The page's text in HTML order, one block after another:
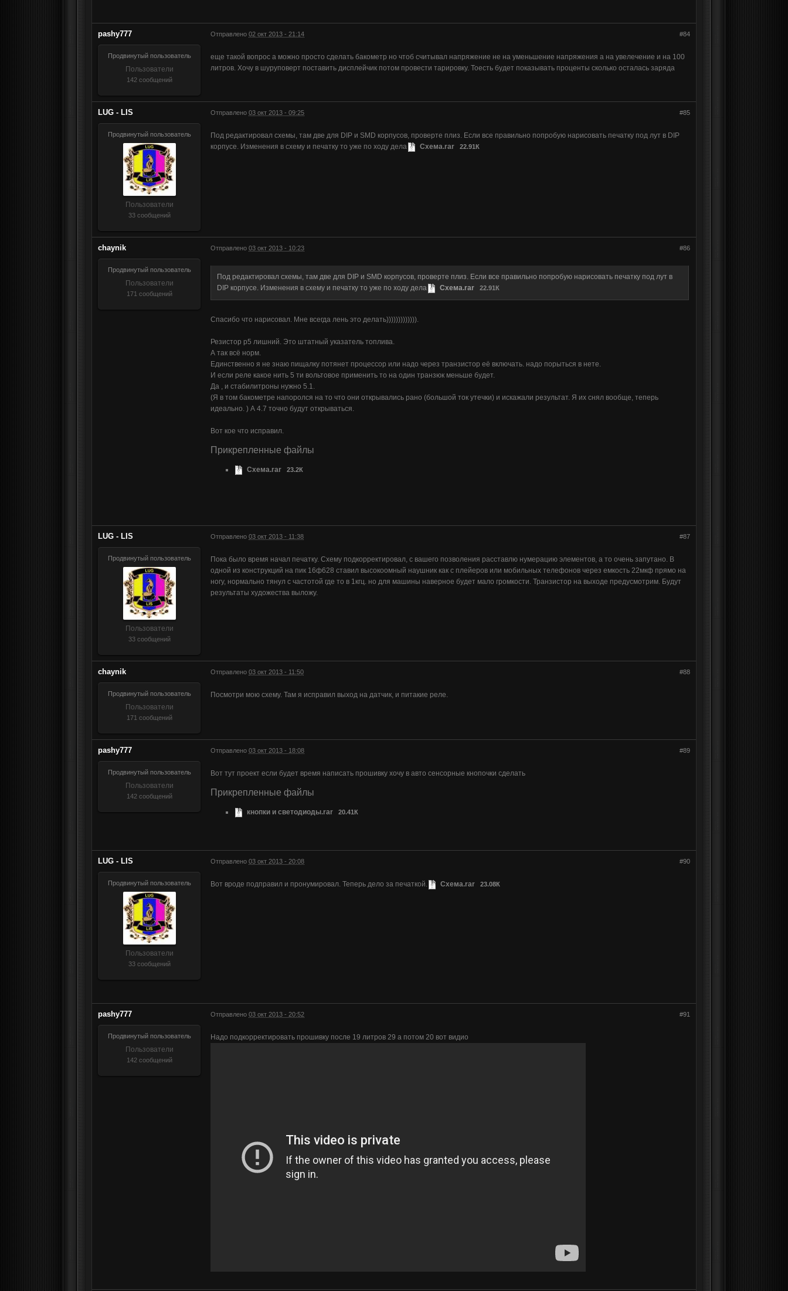
#84
pashy777 Отправлено02 окт 2013 - 21:14
Продвинутый пользователь
Пользователи
142 сообщений
еще такой вопрос а можно просто сделать бакометр но чтоб считывал напряжение не на уменьшение напряжения а на увелечение и на 100
литров. Хочу в шуруповерт поставить дисплейчик потом провести тарировку. Тоесть будет показывать проценты сколько осталась заряда
#85
LUG - LIS Отправлено03 окт 2013 - 09:25
Продвинутый пользователь
Пользователи
33 сообщений
Под редактировал схемы, там две для DIP и SMD корпусов, проверте плиз. Если все правильно попробую нарисовать печатку под лут в DIP
корпусе. Изменения в схему и печатку то уже по ходу дела
Схема.rar 22.91К
#86
chaynik Отправлено03 окт 2013 - 10:23
Продвинутый пользователь
Пользователи
171 сообщений
Под редактировал схемы, там две для DIP и SMD корпусов, проверте плиз. Если все правильно попробую нарисовать печатку под лут в
DIP корпусе. Изменения в схему и печатку то уже по ходу дела
Схема.rar 22.91К
Спасибо что нарисовал. Мне всегда лень это делать))))))))))))).
Резистор р5 лишний. Это штатный указатель топлива.
А так всё норм.
Единственно я не знаю пищалку потянет процессор или надо через транзистор её включать. надо порыться в нете.
И если реле какое нить 5 ти вольтовое применить то на один транзюк меньше будет.
Да , и стабилитроны нужно 5.1.
(Я в том бакометре напоролся на то что они открывались рано (большой ток утечки) и искажали результат. Я их снял вообще, теперь
идеально. ) А 4.7 точно будут открываться.
Вот кое что исправил.
Прикрепленные файлы
Схема.rar 23.2К
#87
LUG - LIS Отправлено03 окт 2013 - 11:38
Продвинутый пользователь
Пользователи
33 сообщений
Пока было время начал печатку. Схему подкорректировал, с вашего позволения расставлю нумерацию элементов, а то очень запутано. В
одной из конструкций на пик 16ф628 ставил высокоомный наушник как с плейеров или мобильных телефонов через емкость 22мкф прямо на
ногу, нормально тянул с частотой где то в 1кгц. но для машины наверное будет мало громкости. Транзистор на выходе предусмотрим. Будут
результаты художества выложу.
#88
chaynik Отправлено03 окт 2013 - 11:50
Продвинутый пользователь
Пользователи
171 сообщений
Посмотри мою схему. Там я исправил выход на датчик, и питакие реле.
#89
pashy777 Отправлено03 окт 2013 - 18:08
Продвинутый пользователь
Пользователи
142 сообщений
Вот тут проект если будет время написать прошивку хочу в авто сенсорные кнопочки сделать
Прикрепленные файлы
кнопки и светодиоды.rar 20.41К
#90
LUG - LIS Отправлено03 окт 2013 - 20:08
Продвинутый пользователь
Пользователи
33 сообщений
Вот вроде подправил и пронумировал. Теперь дело за печаткой. Схема.rar 23.08К
#91
pashy777 Отправлено03 окт 2013 - 20:52
Продвинутый пользователь
Пользователи
142 сообщений
Надо подкорректировать прошивку после 19 литров 29 а потом 20 вот видио